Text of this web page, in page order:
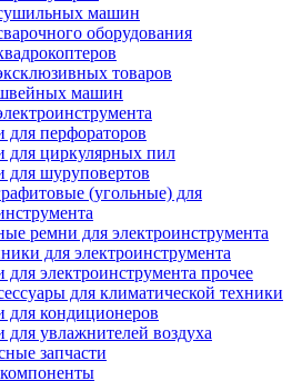
машин
оборудования
товаров
машин
для перфораторов
для циркулярных пил
для шуруповертов
(угольные) для
ремни для электроинструмента
для электроинструмента
для электроинструмента прочее
для климатической техники
для кондиционеров
для увлажнителей воздуха
запчасти